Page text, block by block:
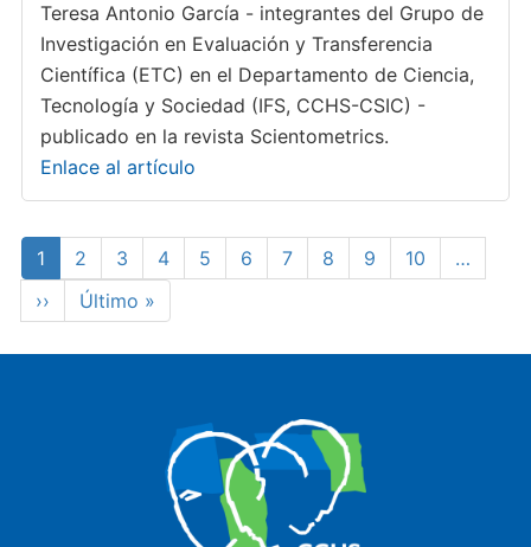
Teresa Antonio García - integrantes del Grupo de
Investigación en Evaluación y Transferencia
Científica (ETC) en el Departamento de Ciencia,
Tecnología y Sociedad (IFS, CCHS-CSIC) -
publicado en la revista Scientometrics.
Enlace al artículo
Paginación
Página
actual
1 Page
2 Page
3 Page
4 Page
5 Page
6 Page
7 Page
8 Page
9 Page
10
…
Siguiente
página
››
Última
página
Último »